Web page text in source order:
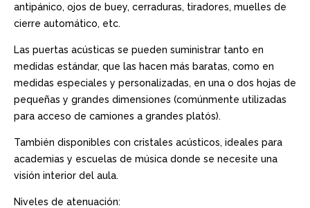
antipánico, ojos de buey, cerraduras, tiradores, muelles de
cierre automático, etc.
Las puertas acústicas se pueden suministrar tanto en
medidas estándar, que las hacen más baratas, como en
medidas especiales y personalizadas, en una o dos hojas de
pequeñas y grandes dimensiones (comúnmente utilizadas
para acceso de camiones a grandes platós).
También disponibles con cristales acústicos, ideales para
academias y escuelas de música donde se necesite una
visión interior del aula.
Niveles de atenuación: